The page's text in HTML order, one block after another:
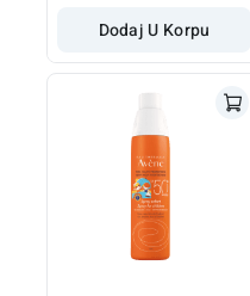
Dodaj U Korpu